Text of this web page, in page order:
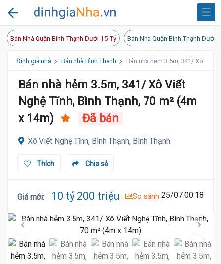
Bán Nhà Quận Bình Thạnh Dưới 15 Tỷ Bán Nhà Quận Bình Thạnh Dưới
Định giá nhà Bán nhà Bình Thạnh Bán nhà hẻm 3.5m, 341/ Xô Viết
Bán nhà hẻm 3.5m, 341/ Xô Viết
Nghệ Tĩnh, Bình Thạnh, 70 m² (4m
x 14m)
Đã bán
Xô Viết Nghệ Tĩnh, Bình Thạnh, Bình Thạnh
Chia sẻ
Thích
Giá mới: 10 tỷ 200 triệu So sánh 25/07 00:18